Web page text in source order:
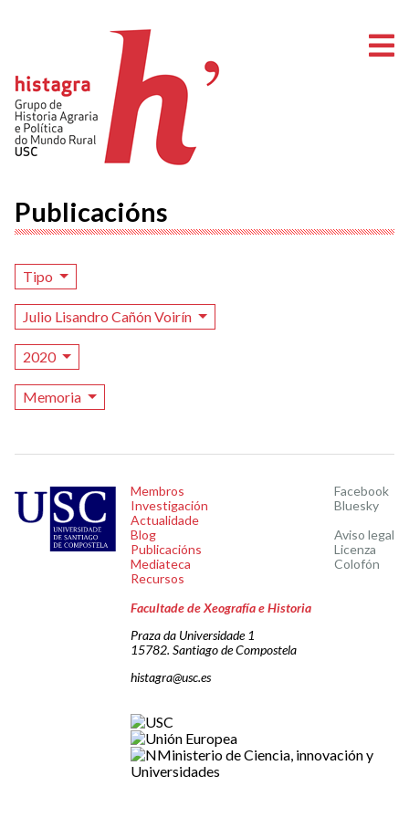
Publicacións
Tipo
Julio Lisandro Cañón Voirín
2020
Memoria
Membros
Investigación
Actualidade
Blog
Publicacións
Mediateca
Recursos
Facebook
Bluesky
Aviso legal
Licenza
Colofón
Facultade de Xeografía e Historia
Praza da Universidade 1
15782. Santiago de Compostela
histagra@usc.es